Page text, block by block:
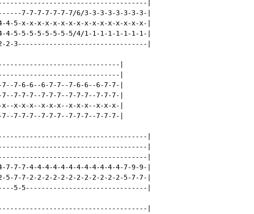
|
7-7-7-7-7-7-7/6/3-3-3-3-3-3-3-3-|
4-5-x-x-x-x-x-x-x-x-x-x-x-x-x-x-x-x-|
4-5-5-5-5-5-5-5-5/4/1-1-1-1-1-1-1-1-|
2-2-3---------------------------------|
|
|
7-6-6--6-7-7--7-6-6--6-7-7-|
7-7-7--7-7-7--7-7-7--7-7-7-|
x-x-x--x-x-x--x-x-x--x-x-x-|
7-7-7--7-7-7--7-7-7--7-7-7-|
|
|
|
7-7-7-4-4-4-4-4-4-4-4-4-4-4-4-7-9-9-|
7-7-2-2-2-2-2-2-2-2-2-2-2-2-5-7-7-|
5-5-------------------------------|
|